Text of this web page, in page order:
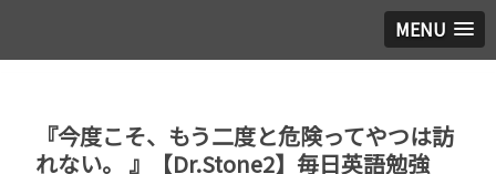
MENU
『今度こそ、もう二度と危険ってやつは訪
れない。 』【Dr.Stone2】毎日英語勉強